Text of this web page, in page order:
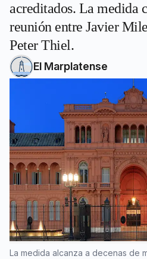
acreditados. La medida
reunión entre Javier
Peter Thiel.
El Marplatense
La medida alcanza a decenas de